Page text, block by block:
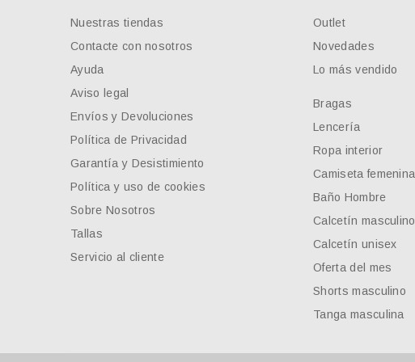
Nuestras tiendas
Contacte con nosotros
Ayuda
Aviso legal
Envíos y Devoluciones
Política de Privacidad
Garantía y Desistimiento
Política y uso de cookies
Sobre Nosotros
Tallas
Servicio al cliente
Outlet
Novedades
Lo más vendido
Bragas
Lencería
Ropa interior
Camiseta femenina
Baño Hombre
Calcetín masculino
Calcetín unisex
Oferta del mes
Shorts masculino
Tanga masculina